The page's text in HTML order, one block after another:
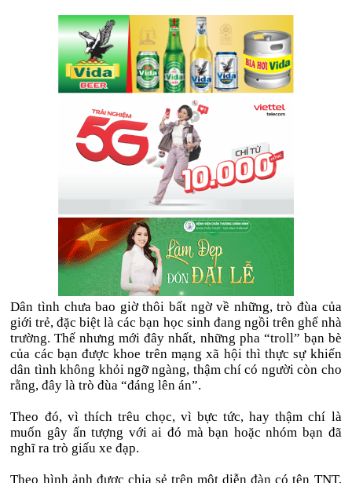
Dân tình chưa bao giờ thôi bất ngờ về những, trò đùa của
giới trẻ, đặc biệt là các bạn học sinh đang ngồi trên ghế nhà
trường. Thế nhưng mới đây nhất, những pha “troll” bạn bè
của các bạn được khoe trên mạng xã hội thì thực sự khiến
dân tình không khỏi ngỡ ngàng, thậm chí có người còn cho
rằng, đây là trò đùa “đáng lên án”.
Theo đó, vì thích trêu chọc, vì bực tức, hay thậm chí là
muốn gây ấn tượng với ai đó mà bạn hoặc nhóm bạn đã
nghĩ ra trò giấu xe đạp.
Theo hình ảnh được chia sẻ trên một diễn đàn có tên TNT,